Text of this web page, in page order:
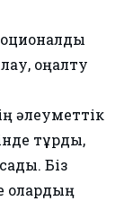
оңалту
әлеуметтік
тұрды,
Біз
олардың